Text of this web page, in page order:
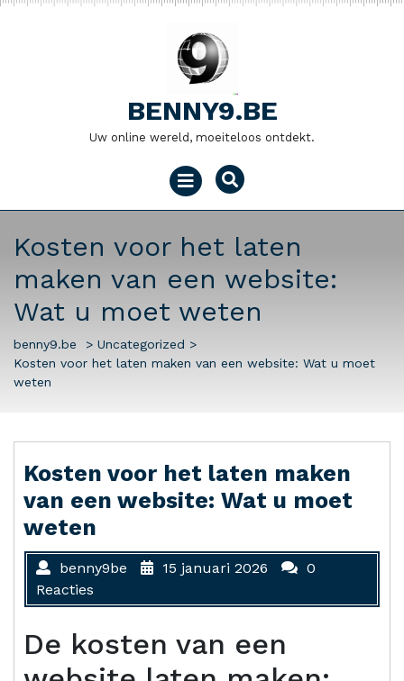
Naar
BENNY9.BE
Uw online wereld, moeiteloos ontdekt.
Menu
openen
Kosten voor het laten
maken van een website:
Wat u moet weten
benny9.be > Uncategorized >
Kosten voor het laten maken van een website: Wat u moet
weten
Kosten voor het laten maken
van een website: Wat u moet
weten
benny9be 15 januari 2026
0
Reacties
De kosten van een